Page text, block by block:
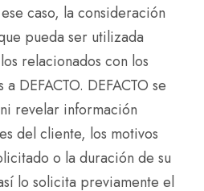
caso, la consideración
pueda ser utilizada
relacionados con los
DEFACTO. DEFACTO se
revelar información
del cliente, los motivos
o la duración de su
lo solicita previamente el